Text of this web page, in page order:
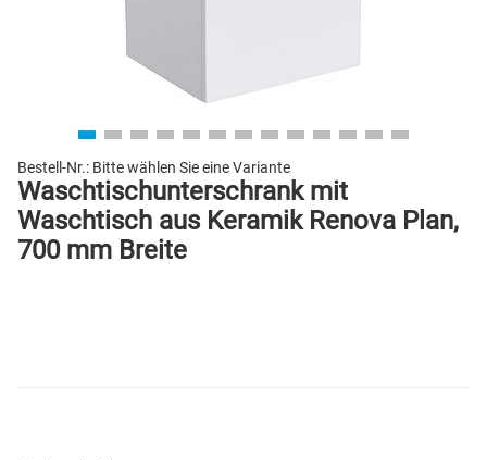
Bestell-Nr.: Bitte wählen Sie eine Variante
Waschtischunterschrank mit
Waschtisch aus Keramik Renova Plan,
700 mm Breite